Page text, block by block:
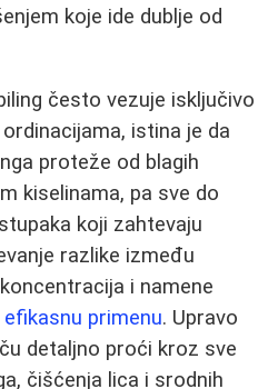
koje ide dublje od
često vezuje isključivo
istina je da
proteže od blagih
kiselinama, pa sve do
koji zahtevaju
razlike između
i namene
primenu. Upravo
detaljno proći kroz sve
čišćenja lica i srodnih